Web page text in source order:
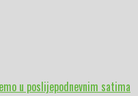
u poslijepodnevnim satima